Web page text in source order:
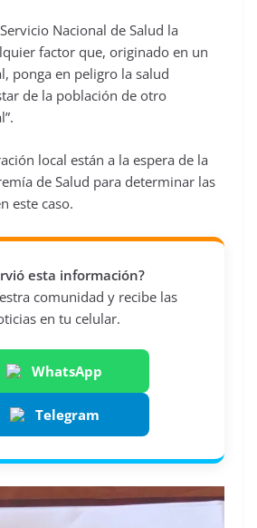
Nacional de Salud la
factor que, originado en un
ponga en peligro la salud
de la población de otro
local están a la espera de la
de Salud para determinar las
este caso.
esta información?
comunidad y recibe las
en tu celular.
WhatsApp
Telegram